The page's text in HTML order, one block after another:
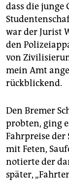
dass die junge
war der Jurist
den
von
mein Amt
rückblickend.
Den Bremer
probten, ging
Fahrpreise der
mit Feten,
notierte der
später,